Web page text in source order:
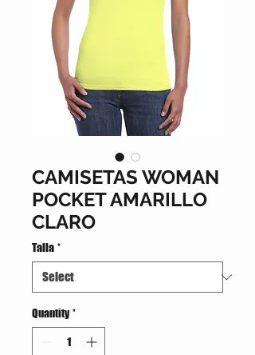
CAMISETAS WOMAN
POCKET AMARILLO
CLARO
Talla *
Quantity *